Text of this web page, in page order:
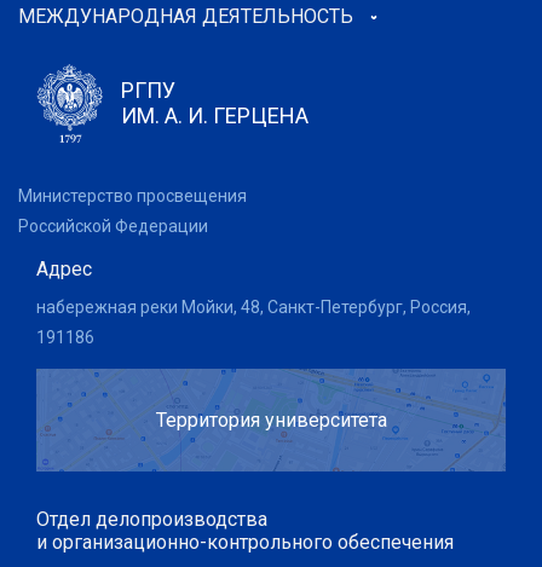
МЕЖДУНАРОДНАЯ ДЕЯТЕЛЬНОСТЬ
РГПУ
ИМ. А. И. ГЕРЦЕНА
Министерство просвещения
Российской Федерации
Адрес
набережная реки Мойки, 48, Санкт-Петербург, Россия,
191186
Территория университета
Отдел делопроизводства
и организационно-контрольного обеспечения